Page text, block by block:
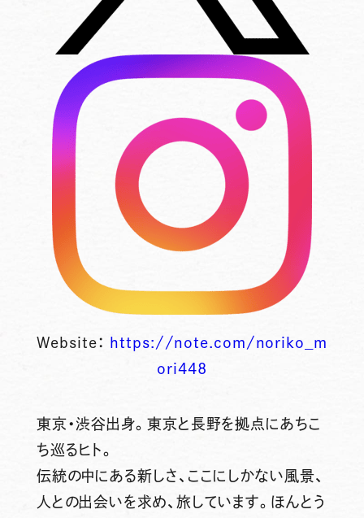
Website：
https://note.com/noriko_m
ori448
東京・渋谷出身。東京と長野を拠点にあちこ
ち巡るヒト。
伝統の中にある新しさ、ここにしかない風景、
人との出会いを求め、旅しています。ほんとう